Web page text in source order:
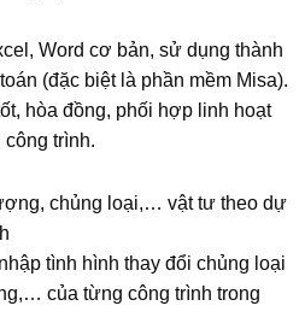
Word cơ bản, sử dụng thành
(đặc biệt là phần mềm Misa).
hòa đồng, phối hợp linh hoạt
trình.
chủng loại,… vật tư theo dự
tình hình thay đổi chủng loại
của từng công trình trong